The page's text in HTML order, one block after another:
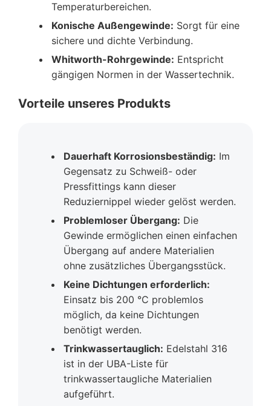
Temperaturbereichen.
Konische Außengewinde: Sorgt für eine
sichere und dichte Verbindung.
Whitworth-Rohrgewinde: Entspricht
gängigen Normen in der Wassertechnik.
Vorteile unseres Produkts
Dauerhaft Korrosionsbeständig: Im
Gegensatz zu Schweiß- oder
Pressfittings kann dieser
Reduziernippel wieder gelöst werden.
Problemloser Übergang: Die
Gewinde ermöglichen einen einfachen
Übergang auf andere Materialien
ohne zusätzliches Übergangsstück.
Keine Dichtungen erforderlich:
Einsatz bis 200 °C problemlos
möglich, da keine Dichtungen
benötigt werden.
Trinkwassertauglich: Edelstahl 316
ist in der UBA-Liste für
trinkwassertaugliche Materialien
aufgeführt.